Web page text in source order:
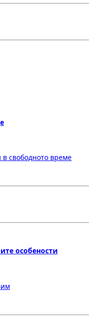
свободното време
особености